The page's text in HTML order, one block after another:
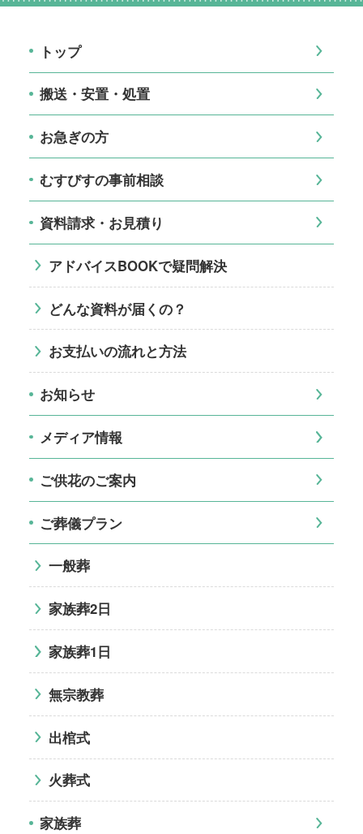
トップ
搬送・安置・処置
お急ぎの方
むすびすの事前相談
資料請求・お見積り
アドバイスBOOKで疑問解決
どんな資料が届くの？
お支払いの流れと方法
お知らせ
メディア情報
ご供花のご案内
ご葬儀プラン
一般葬
家族葬2日
家族葬1日
無宗教葬
出棺式
火葬式
家族葬